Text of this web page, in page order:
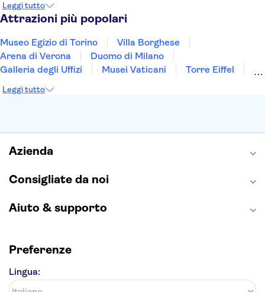
Genova
Palermo
Leggi tutto
Attrazioni più popolari
Museo Egizio di Torino
Villa Borghese
Arena di Verona
Duomo di Milano
Galleria degli Uffizi
Musei Vaticani
Torre Eiffel
Reggia di Caserta
Leggi tutto
Azienda
Consigliate da noi
Aiuto & supporto
Preferenze
Lingua: